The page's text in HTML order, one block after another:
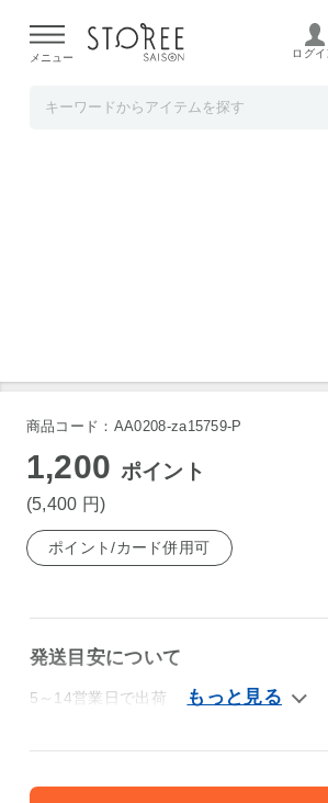
よる配送遅延が発生しております。
メニュー ログイ
今治 タオル バス 和猫
商品コード：AA0208-za15759-P
1,200 ポイント
(5,400 円)
ポイント/カード併用可
発送目安について
5～14営業日で出荷